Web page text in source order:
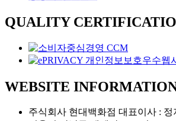
QUALITY
WEBSITE
주식회사 현대백화점 대표이사 : 정